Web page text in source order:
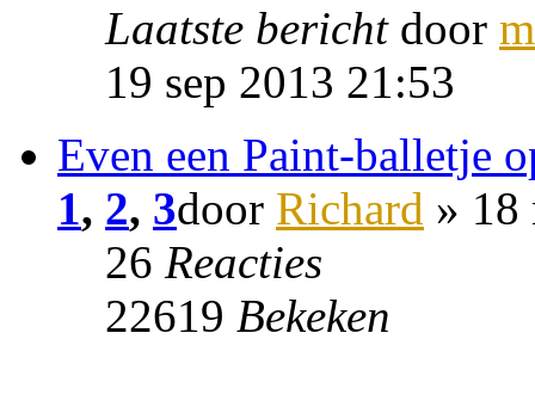
Laatste bericht door
19 sep 2013 21:53
Even een Paint-balletje
1, 2, 3door Richard » 18
26 Reacties
22619 Bekeken